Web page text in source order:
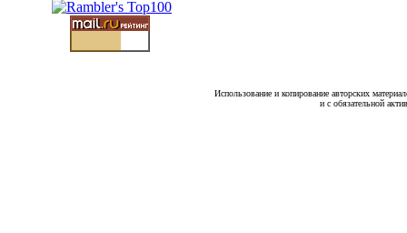
Использование и копирование авторских
и с обязательной